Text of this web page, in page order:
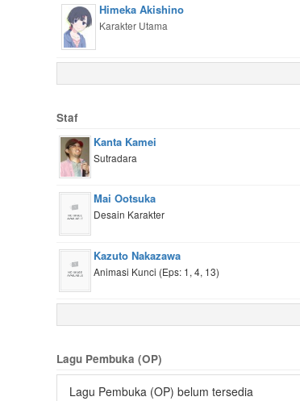
Himeka Akishino
Karakter Utama
Staf
Kanta Kamei
Sutradara
Mai Ootsuka
Desain Karakter
Kazuto Nakazawa
Animasi Kunci (Eps: 1, 4, 13)
Lagu Pembuka (OP)
Lagu Pembuka (OP) belum tersedia